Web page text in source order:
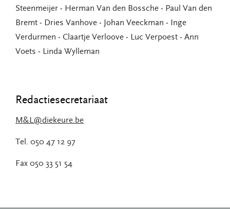
Steenmeijer ‒ Herman Van den Bossche ‒ Paul Van den
Bremt ‒ Dries Vanhove ‒ Johan Veeckman ‒ Inge
Verdurmen ‒ Claartje Verloove ‒ Luc Verpoest ‒ Ann
Voets ‒ Linda Wylleman
Redactiesecretariaat
M&L@diekeure.be
Tel. 050 47 12 97
Fax 050 33 51 54